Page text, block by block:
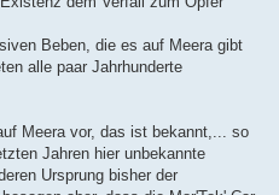
Beben, die es auf Meera gibt
alle paar Jahrhunderte
Meera vor, das ist bekannt,... so
Jahren hier unbekannte
Ursprung bisher der